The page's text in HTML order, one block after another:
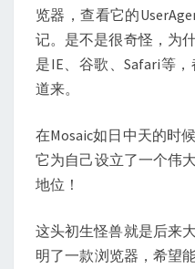
览器，查看它的
记。是不是很奇怪，为
是IE、谷歌、Safari等
道来。
在Mosaic如日中天的时
它为自己设立了一个伟
地位！
这头初生怪兽就是后来
明了一款浏览器，希望